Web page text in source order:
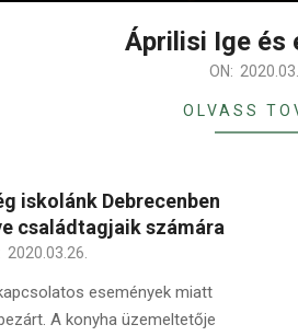
Áprilisi Ige és
ON:
OLVASS
iskolánk Debrecenben
családtagjaik számára
2020.03.26.
események miatt
A konyha üzemeltetője